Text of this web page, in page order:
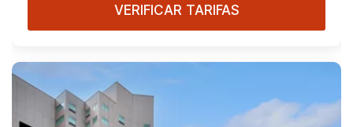
VERIFICAR TARIFAS